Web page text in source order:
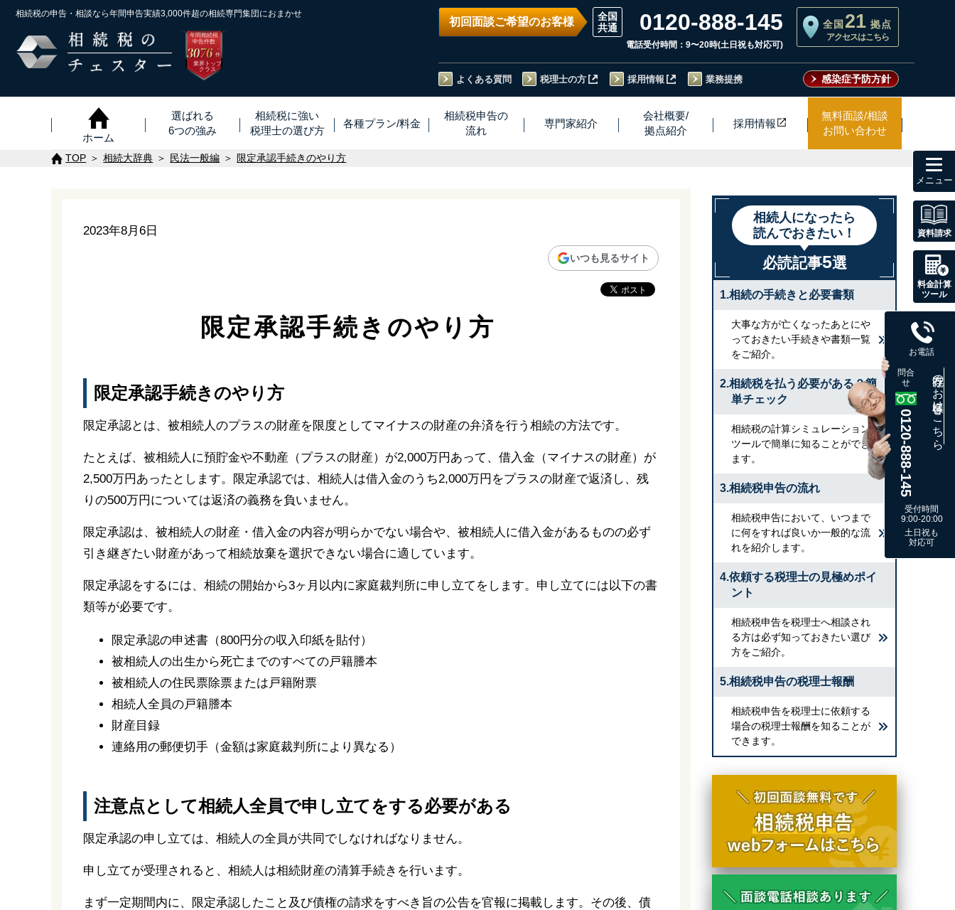
相続税の申告・相談なら年間申告実績3,000件超の相続専門集団におまかせ
年間相続税
申告件数
3076 ※
件
業界トップ
クラス
初回面談ご希望のお客様 0120-888-145
電話受付時間：9〜20時(土日祝も対応可)
全国 21 拠点
アクセスはこちら
よくある質問 税理士の方 採用情報 業務提携 感染症予防方針
ホーム
選ばれる
6つの強み
相続税に強い
税理士の選び方
各種プラン/料金
相続税申告の
流れ
専門家紹介
会社概要/
拠点紹介
採用情報
無料面談/相談
お問い合わせ
TOP 相続大辞典 民法一般編 限定承認手続きのやり方
2023年8月6日
いつも見るサイト
限定承認手続きのやり方
限定承認手続きのやり方
限定承認とは、被相続人のプラスの財産を限度としてマイナスの財産の弁済を行う相続の方法です。
たとえば、被相続人に預貯金や不動産（プラスの財産）が2,000万円あって、借入金（マイナスの財産）が
2,500万円あったとします。限定承認では、相続人は借入金のうち2,000万円をプラスの財産で返済し、残
りの500万円については返済の義務を負いません。
限定承認は、被相続人の財産・借入金の内容が明らかでない場合や、被相続人に借入金があるものの必ず
引き継ぎたい財産があって相続放棄を選択できない場合に適しています。
限定承認をするには、相続の開始から3ヶ月以内に家庭裁判所に申し立てをします。申し立てには以下の書
類等が必要です。
限定承認の申述書（800円分の収入印紙を貼付）
被相続人の出生から死亡までのすべての戸籍謄本
被相続人の住民票除票または戸籍附票
相続人全員の戸籍謄本
財産目録
連絡用の郵便切手（金額は家庭裁判所により異なる）
注意点として相続人全員で申し立てをする必要がある
限定承認の申し立ては、相続人の全員が共同でしなければなりません。
申し立てが受理されると、相続人は相続財産の清算手続きを行います。
まず一定期間内に、限定承認したこと及び債権の請求をすべき旨の公告を官報に掲載します。その後、債
相続人になったら
読んでおきたい！
必読記事5選
1.相続の手続きと必要書類
大事な方が亡くなったあとにや
っておきたい手続きや書類一覧
をご紹介。
2.相続税を払う必要がある？簡
単チェック
相続税の計算シミュレーション
ツールで簡単に知ることができ
ます。
3.相続税申告の流れ
相続税申告において、いつまで
に何をすれば良いか一般的な流
れを紹介します。
4.依頼する税理士の見極めポイ
ント
相続税申告を税理士へ相談され
る方は必ず知っておきたい選び
方をご紹介。
5.相続税申告の税理士報酬
相続税申告を税理士に依頼する
場合の税理士報酬を知ることが
できます。
資料請求
料金計算
ツール
お電話
問合
せ
0120-888-145
既存のお客様はこちら
受付時間
9:00-20:00
土日祝も
対応可